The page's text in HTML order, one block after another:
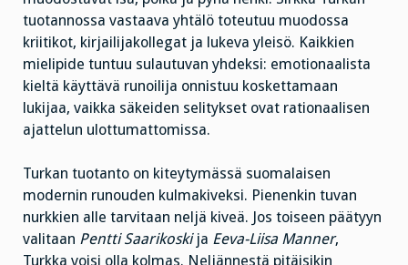
tuotannossa vastaava yhtälö toteutuu muodossa
kriitikot, kirjailijakollegat ja lukeva yleisö. Kaikkien
mielipide tuntuu sulautuvan yhdeksi: emotionaalista
kieltä käyttävä runoilija onnistuu koskettamaan
lukijaa, vaikka säkeiden selitykset ovat rationaalisen
ajattelun ulottumattomissa.
Turkan tuotanto on kiteytymässä suomalaisen
modernin runouden kulmakiveksi. Pienenkin tuvan
nurkkien alle tarvitaan neljä kiveä. Jos toiseen päätyyn
valitaan Pentti Saarikoskija Eeva-Liisa Manner,
Turkka voisi olla kolmas. Neljännestä pitäisikin